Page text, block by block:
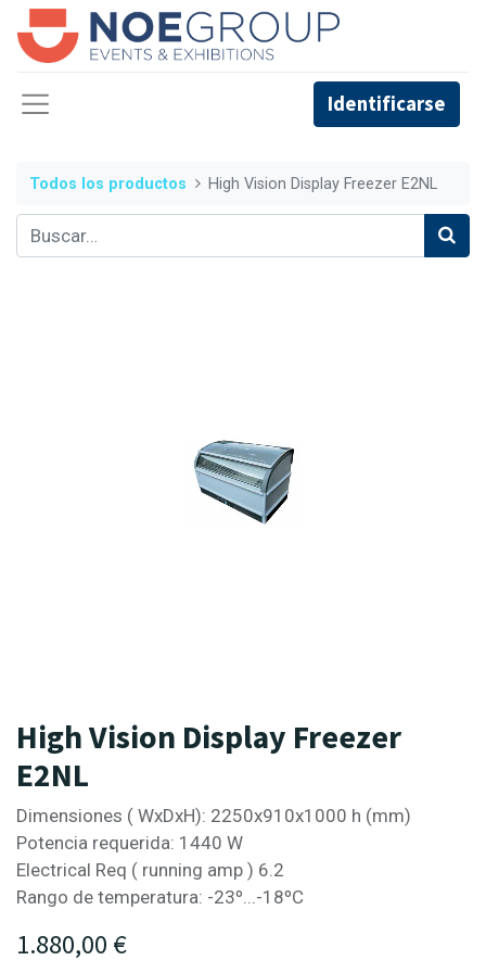
Identificarse
Todos los productos High Vision Display Freezer E2NL
High Vision Display Freezer
E2NL
Dimensiones ( WxDxH): 2250x910x1000 h (mm)
Potencia requerida: 1440 W
Electrical Req ( running amp ) 6.2
Rango de temperatura: -23º...-18ºC
1.880,00 €